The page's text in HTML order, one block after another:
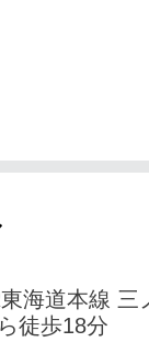
海道本線 三
徒歩18分